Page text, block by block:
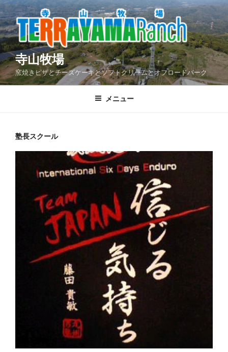
コ
ン
テ
ン
ツ
へ
ス
寺山牧場
窯焼きピザとチーズケーキとソフトクリームとオフロードパーク
メニュー
塾長スクール